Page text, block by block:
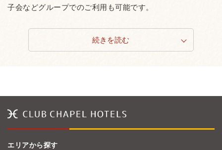
子会などグループでのご利用も可能です。
続きを読む
エリアから探す